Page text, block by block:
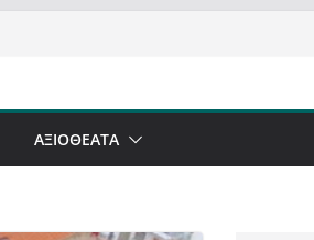
ΑΞΙΟΘΈΑΤΑ